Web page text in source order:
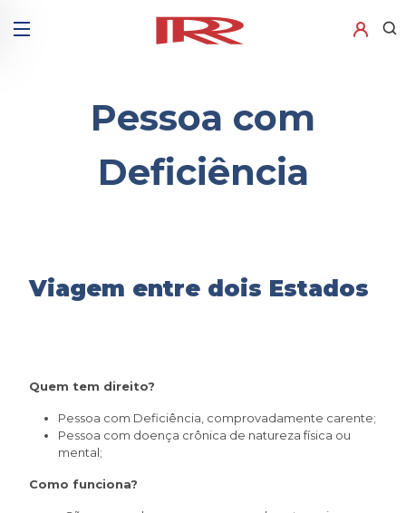
Pessoa com
Deficiência
Viagem entre dois Estados
Quem tem direito?
Pessoa com Deficiência, comprovadamente carente;
Pessoa com doença crônica de natureza física ou
mental;
Como funciona?